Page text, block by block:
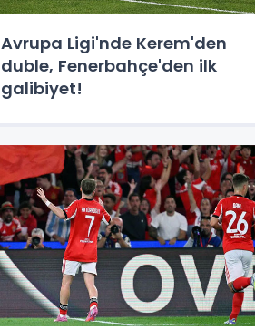
Avrupa Ligi'nde Kerem'den
duble, Fenerbahçe'den ilk
galibiyet!